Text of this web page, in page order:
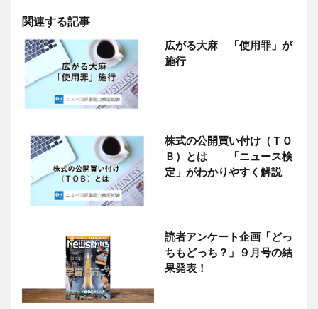
関連する記事
広がる大麻 「使用罪」が
施行
株式の公開買い付け（ＴＯ
Ｂ）とは 「ニュース検
定」がわかりやすく解説
読者アンケート企画「どっ
ちもどっち？」９月号の結
果発表！